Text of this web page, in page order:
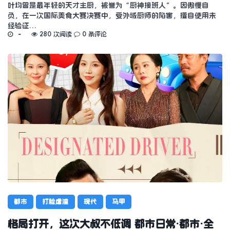
叶均曾是最年轻的天才主厨，被誉为“厨神接班人”。因傲慢自
负，在一次国际美食大赛决赛中，受外域厨师的陷害，擅自使用未
经验证…
280 次阅读 0 条评论
都市 打脸虐渣 现代 马甲
格局打开，这次大叔不低调 都市日常·都市·全